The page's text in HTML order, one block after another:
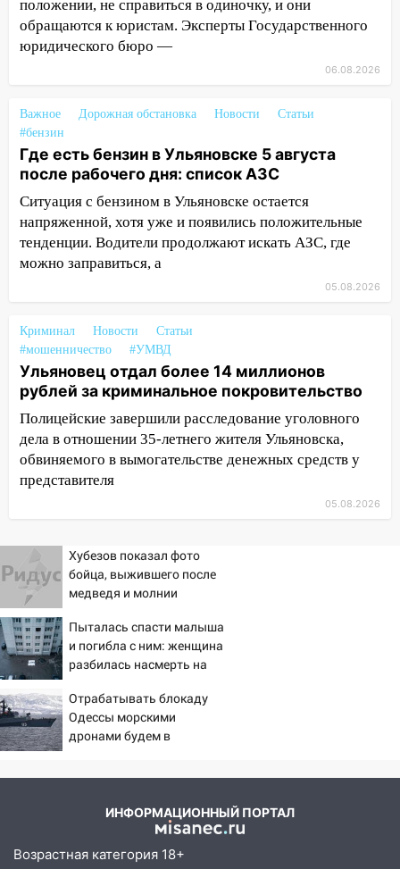
11:12 Соцсети: на Рябикова автомобиль
врезался в забор
днем 6 августа: список АЗС
10:16
объявлена ракетная опасность
10:00
В Старомайнском районе утонул
51-летний мужчина
09:50 В Ульяновске черный коршун
застрял в тепловозе
Ульяновские спасатели помогли
Чернышевского
08:21 В Заволжском районе украли два
велосипеда
07:18 В Ульяновск идет
тридцатиградусная жара: какая будет
погода в четверг
06:00
юристы помогли женщине засудить УК
05:00
Кому 6 августа звезды сулят
прибыль, а кому — испытания на
прочность
05.08.2026
22:58
Соцсети: на проспекте Тюленева
ДТП с мотоциклистом
20:22
Мошенники обманули 92-летнюю
жительницу Ульяновской области
заработал уголовное дело
Прогноз погоды на 6 августа в
Ульяновской области
положении, не справиться в одиночку, и они
обращаются к юристам. Эксперты Государственного
юридического бюро —
06.08.2026
Важное Дорожная обстановка Новости
Статьи
#бензин
Где есть бензин в Ульяновске 5 августа
после рабочего дня: список АЗС
Ситуация с бензином в Ульяновске остается
напряженной, хотя уже и появились положительные
тенденции. Водители продолжают искать АЗС, где
можно заправиться, а
05.08.2026
Криминал Новости
Статьи
#мошенничество
#УМВД
Ульяновец отдал более 14 миллионов
рублей за криминальное покровительство
Полицейские завершили расследование уголовного
дела в отношении 35-летнего жителя Ульяновска,
обвиняемого в вымогательстве денежных средств у
представителя
05.08.2026
Хубезов показал фото
бойца, выжившего после
медведя и молнии
Пыталась спасти малыша
и погибла с ним: женщина
разбилась насмерть на
– Новости
Отрабатывать блокаду
Одессы морскими
дронами будем в
ИНФОРМАЦИОННЫЙ ПОРТАЛ
Возрастная категория 18+